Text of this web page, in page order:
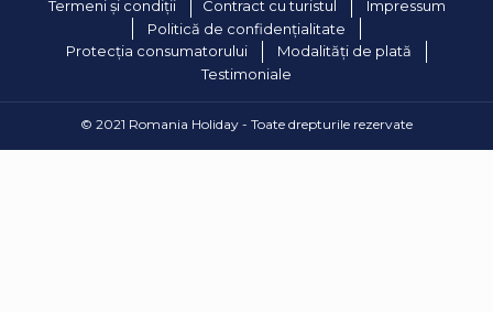
Termeni și condiții Contract cu turistul
Impressum
Politică de confidențialitate
Protecția consumatorului
Modalități de plată
Testimoniale
© 2021 Romania Holiday - Toate drepturile rezervate